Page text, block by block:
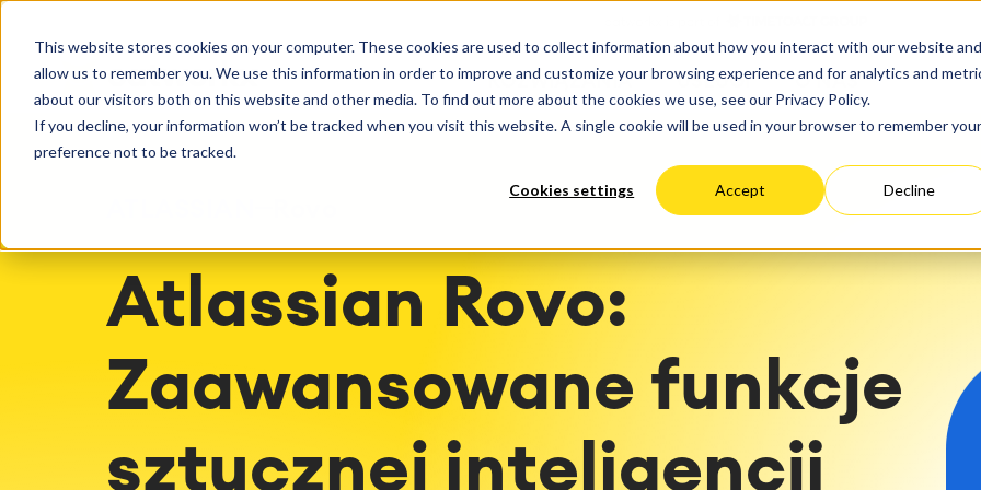
This website stores cookies on your computer. These cookies are used to collect information about how you interact with our website and
allow us to remember you. We use this information in order to improve and customize your browsing experience and for analytics and
about our visitors both on this website and other media. To find out more about the cookies we use, see our Privacy Policy.
If you decline, your information won’t be tracked when you visit this website. A single cookie will be used in your browser to remember your
preference not to be tracked.
Cookies settings Accept Decline
ROZWIĄZANIA
Agile & DevOps
DevOps
Zarządzanie wymaganiami
Programowanie zwinne
Test Management
Projektyt & Zarządzanie pracą
Rejestrowanie i planowanie czasu
Procesy Biznesowe
System zarządzania nauczaniem
Rozwiązania ERP
Zarządzanie usługami
Zarządzanie usługami
informatycznymi i CMDB
Podróż zarządzania
Zarządzanie aktywami
Management)
Integracje
Integracja SAP
Atlassian Backup & Restore
USŁUGI
Doradztwo
Licencje
Usługi Cloudowe
Zarządzany Hosting
Konfiguracja
Wsparcie
Optymalizacja Wydajności
Migracja
Migracja do Clouda
Akademia catworkx
Wszystkie szkolenia catworkx,
Kalendarz Szkoleń
Tworzenie niestandardowych treści
edukacyjnych
systemie
Doradztwo w zakresie metod i
procesów
Strategia Środowiska IT
O NAS
Odkryj więcej o catworkx.
Stany
Zjednoczone
Historie klientów Kariera
Blog Materiały
Atlassian Rovo:
Zaawansowane funkcje
sztucznej inteligencji